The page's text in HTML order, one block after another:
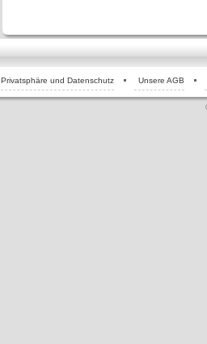
Privatsphäre und Datenschutz Unsere AGB